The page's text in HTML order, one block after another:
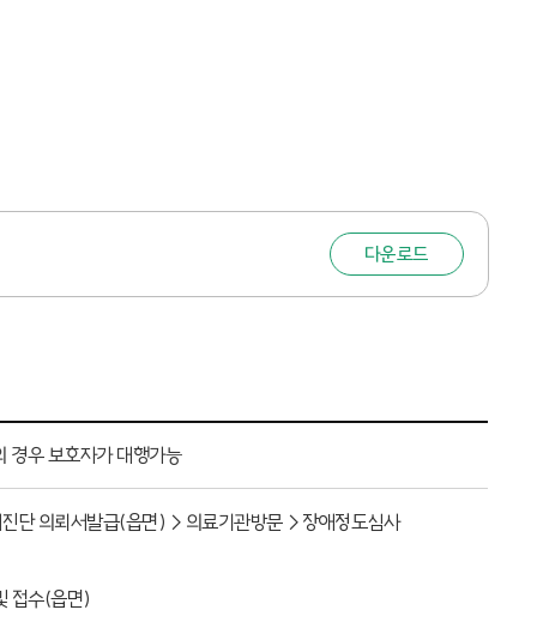
다운로드
경우 보호자가 대행가능
단 의뢰서발급(읍면)→의료기관방문→장애정도심사
접수(읍면)